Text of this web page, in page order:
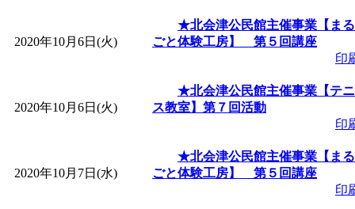
レクリエーション
」 受付期
「皆鶴姫のこびる塾
」 受付期間：～
子育て交流広場「
2020年10月6日(火)
★北会津公民館主催事業【まる
ごと体験工房】 第５回講座
印
2020年10月6日(火)
★北会津公民館主催事業【テニ
ス教室】第７回活動
印
2020年10月7日(水)
★北会津公民館主催事業【まる
ごと体験工房】 第５回講座
印